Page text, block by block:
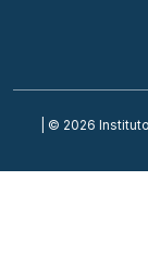
| © 2026